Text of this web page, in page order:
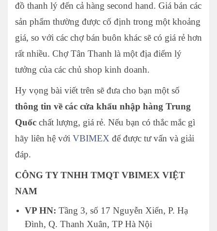
đồ thanh lý đến cả hàng second hand. Giá bán các
sản phẩm thường được cố định trong một khoảng
giá, so với các chợ bán buôn khác sẽ có giá rẻ hơn
rất nhiều. Chợ Tân Thanh là một địa điểm lý
tưởng của các chủ shop kinh doanh.
Hy vọng bài viết trên sẽ đưa cho bạn một số
thông tin về các cửa khẩu nhập hàng Trung
Quốc chất lượng, giá rẻ. Nếu bạn có thắc mắc gì
hãy liên hệ với VBIMEX để được tư vấn và giải
đáp.
CÔNG TY TNHH TMQT VBIMEX VIỆT
NAM
VP HN: Tầng 3, số 17 Nguyễn Xiển, P. Hạ
Đình, Q. Thanh Xuân, TP Hà Nội